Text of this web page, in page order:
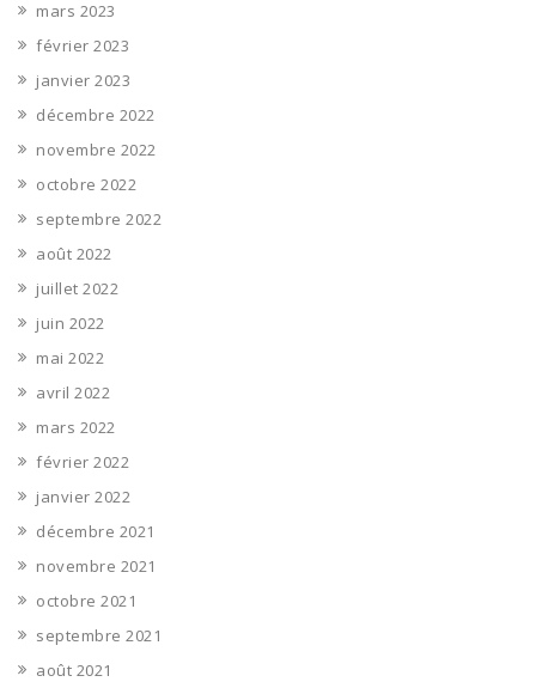
mars 2023
février 2023
janvier 2023
décembre 2022
novembre 2022
octobre 2022
septembre 2022
août 2022
juillet 2022
juin 2022
mai 2022
avril 2022
mars 2022
février 2022
janvier 2022
décembre 2021
novembre 2021
octobre 2021
septembre 2021
août 2021